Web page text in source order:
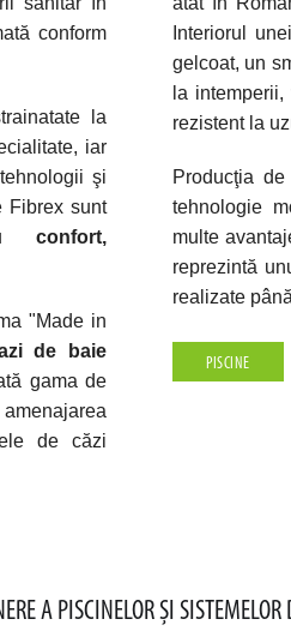
conform
la
iar
şi
Fibrex sunt
confort,
"Made in
de baie
gama de
de căzi
Interiorul
gelcoat, un
la
rezistent la
Producţia
tehnologie
multe
reprezintă
realizate
PISCINE
A PISCINELOR ŞI SISTEMELOR